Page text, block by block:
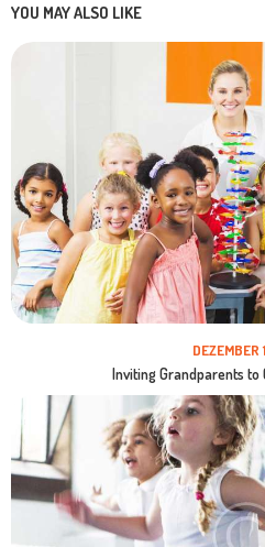
YOU MAY ALSO LIKE
DEZEMBER
Inviting Grandparents to